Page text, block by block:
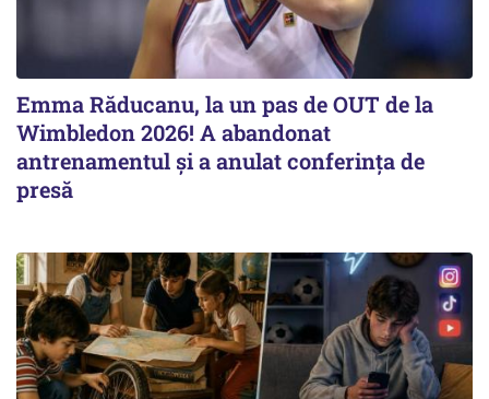
Emma Răducanu, la un pas de OUT de la
Wimbledon 2026! A abandonat
antrenamentul și a anulat conferința de
presă